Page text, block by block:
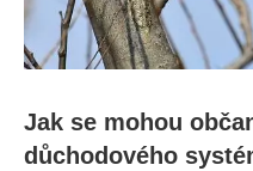
Jak se mohou
důchodového